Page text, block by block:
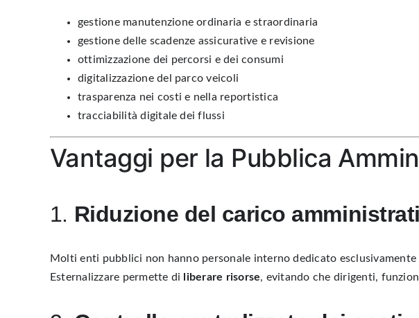
gestione manutenzione ordinaria e straordinaria
gestione delle scadenze assicurative e revisione
ottimizzazione dei percorsi e dei consumi
digitalizzazione del parco veicoli
trasparenza nei costi e nella reportistica
tracciabilità digitale dei flussi
Vantaggi per la Pubblica
1. Riduzione del carico
Molti enti pubblici non hanno personale interno dedicato
Esternalizzare permette di
liberare risorse, evitando che dirigenti,